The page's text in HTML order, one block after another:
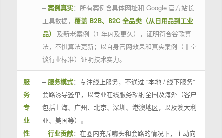
– 案例真实：所有案例含具体网址和 Google 官方站长
工具数据， 覆盖 B2B、B2C 全品类（从日用品到工业
品）
及新老案例（1 年内及更久），证明符合谷歌算
法，不惧算法更新；以自身官网效果和真实案例（非空
谈行业标准）证明技术实力。
服
务
专
业
性
– 服务模式：专注线上服务，不通过 “本地 / 线下服务”
套路诱导签单，以专业在线服务辐射全国及海外（客户
包括上海、广州、北京、深圳、港澳地区，以及澳大利
亚、美国等）。
–行业贡献：在圈内充斥噱头和套路的情况下，主动向